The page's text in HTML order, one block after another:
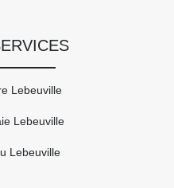
Lebeuville
Lebeuville
Lebeuville